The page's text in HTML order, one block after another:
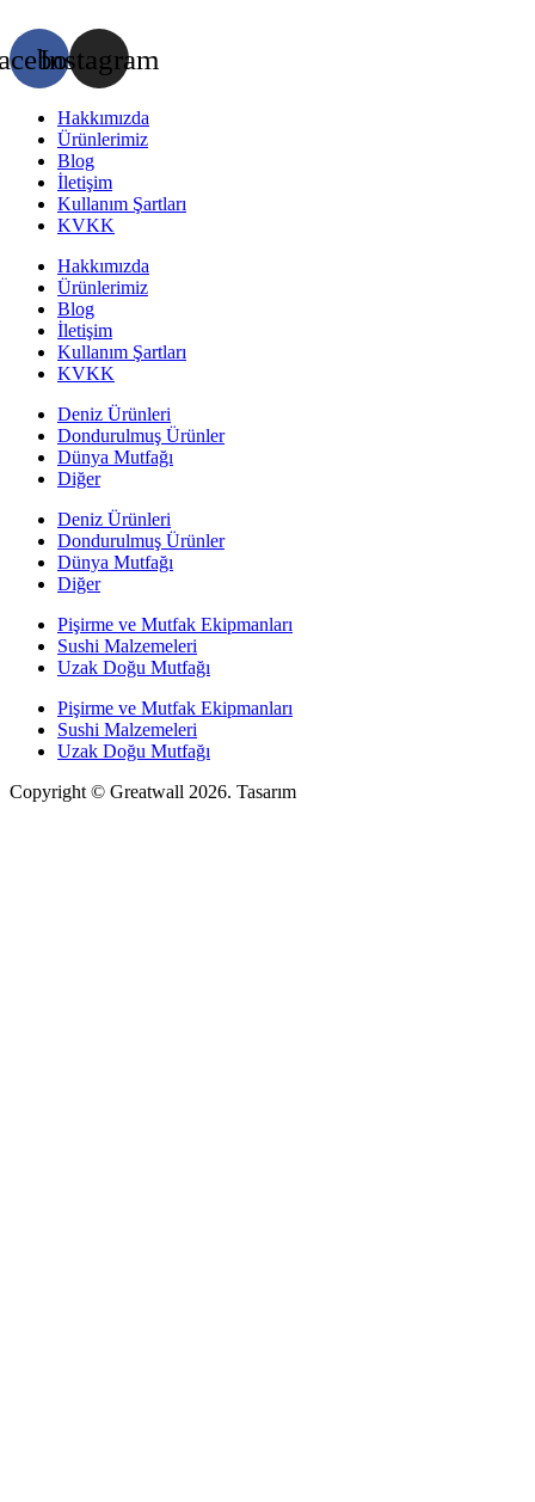
Instagram
Hakkımızda
Ürünlerimiz
Blog
İletişim
Kullanım Şartları
KVKK
Hakkımızda
Ürünlerimiz
Blog
İletişim
Kullanım Şartları
KVKK
Deniz Ürünleri
Dondurulmuş Ürünler
Dünya Mutfağı
Diğer
Deniz Ürünleri
Dondurulmuş Ürünler
Dünya Mutfağı
Diğer
Pişirme ve Mutfak Ekipmanları
Sushi Malzemeleri
Uzak Doğu Mutfağı
Pişirme ve Mutfak Ekipmanları
Sushi Malzemeleri
Uzak Doğu Mutfağı
Copyright © Greatwall 2026. Tasarım